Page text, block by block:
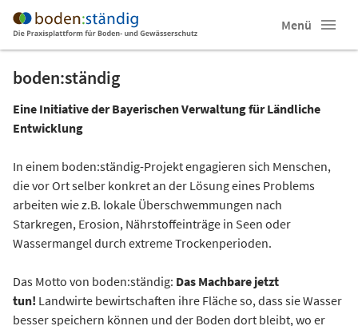
Menü
boden:ständig
Eine Initiative der Bayerischen Verwaltung für Ländliche
Entwicklung
In einem boden:ständig-Projekt engagieren sich Menschen,
die vor Ort selber konkret an der Lösung eines Problems
arbeiten wie z.B. lokale Überschwemmungen nach
Starkregen, Erosion, Nährstoffeinträge in Seen oder
Wassermangel durch extreme Trockenperioden.
Das Motto von boden:ständig: Das Machbare jetzt
tun! Landwirte bewirtschaften ihre Fläche so, dass sie Wasser
besser speichern können und der Boden dort bleibt, wo er